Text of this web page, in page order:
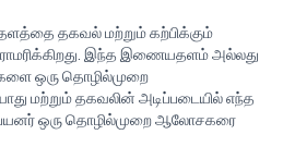
தகவல் மற்றும் கற்பிக்கும்
இந்த இணையதளம் அல்லது
ஒரு தொழில்முறை
மற்றும் தகவலின் அடிப்படையில் எந்த
பயனர் ஒரு தொழில்முறை ஆலோசகரை